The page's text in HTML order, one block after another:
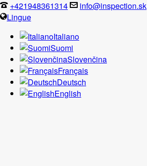
+421948361314
info@inspection.sk
Lingue
Italiano
Suomi
Slovenčina
Français
Deutsch
English